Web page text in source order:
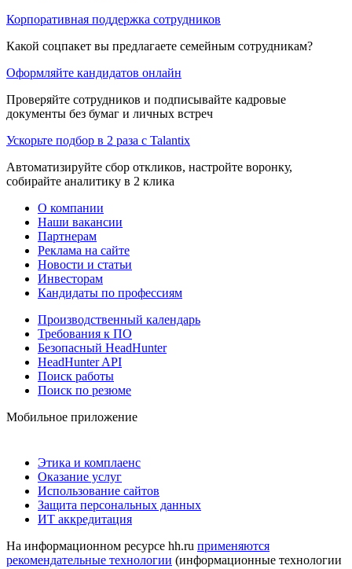
Корпоративная поддержка сотрудников
Какой соцпакет вы предлагаете семейным сотрудникам?
Оформляйте кандидатов онлайн
Проверяйте сотрудников и подписывайте кадровые
документы без бумаг и личных встреч
Ускорьте подбор в 2 раза с Talantix
Автоматизируйте сбор откликов, настройте воронку,
собирайте аналитику в 2 клика
О компании
Наши вакансии
Партнерам
Реклама на сайте
Новости и статьи
Инвесторам
Кандидаты по профессиям
Производственный календарь
Требования к ПО
Безопасный HeadHunter
HeadHunter API
Поиск работы
Поиск по резюме
Мобильное приложение
Этика и комплаенс
Оказание услуг
Использование сайтов
Защита персональных данных
ИТ аккредитация
На информационном ресурсе hh.ru применяются
рекомендательные технологии (информационные технологии